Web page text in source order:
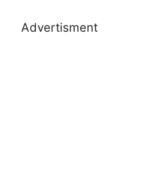
Advertisment